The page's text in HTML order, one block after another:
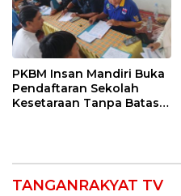
PKBM Insan Mandiri Buka
Pendaftaran Sekolah
Kesetaraan Tanpa Batas
TANGANRAKYAT TV